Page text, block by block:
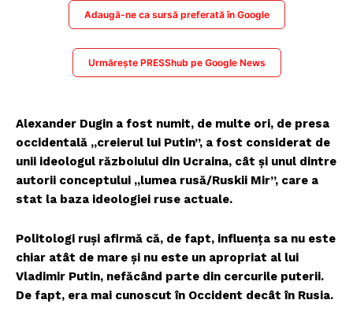
Adaugă-ne ca sursă preferată în Google
Urmărește PRESShub pe Google News
Alexander Dugin a fost numit, de multe ori, de presa
occidentală „creierul lui Putin”, a fost considerat de
unii ideologul războiului din Ucraina, cât și unul dintre
autorii conceptului „lumea rusă/Ruskii Mir”, care a
stat la baza ideologiei ruse actuale.
Politologi ruși afirmă că, de fapt, influența sa nu este
chiar atât de mare și nu este un apropriat al lui
Vladimir Putin, nefăcând parte din cercurile puterii.
De fapt, era mai cunoscut în Occident decât în Rusia.